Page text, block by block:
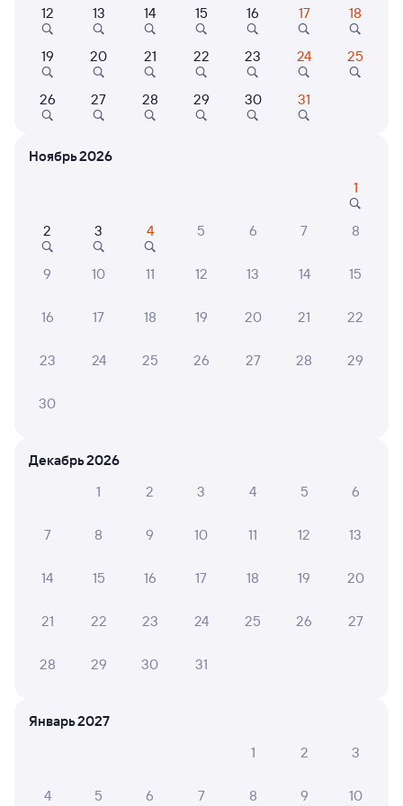
Самый быстрый
270С Проходящий 8,1
из Адлера
01:37 17:54
Маршрут
Плацкарт
от 10 ⁠798 ⁠₽
Купе
13 ⁠345 ⁠₽
Даже если сейчас нет мест
Отели в Ангарске
Путешественникам нравятся эти варианты
Отель
Приоритет
3 ⁠837 ⁠₽
Отель
ПушкинЪ
по этому направлению
12 13 14 15 16 17 18
19 20 21 22 23 24 25
26 27 28 29 30 31
Ноябрь 2026
1
2 3 4 5 6 7 8
9 10 11 12 13 14 15
16 17 18 19 20 21 22
23 24 25 26 27 28 29
30
Декабрь 2026
1
2 3 4 5 6
7 8 9 10 11 12 13
14 15 16 17 18 19 20
21 22 23 24 25 26 27
28 29 30 31
Январь 2027
1
2 3
4 5 6 7 8 9 10